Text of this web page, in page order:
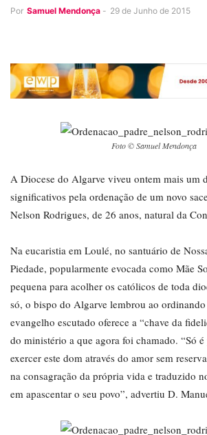
Por Samuel Mendonça - 29 de Junho de 2015
Foto © Samuel Mendonça
A Diocese do Algarve viveu ontem mais um
significativos pela ordenação de um novo
Nelson Rodrigues, de 26 anos, natural da
Na eucaristia em Loulé, no santuário de
Piedade, popularmente evocada como Mãe
pequena para acolher os católicos de toda
só, o bispo do Algarve lembrou ao
evangelho escutado oferece a “chave da
do ministério a que agora foi chamado. “Só
exercer este dom através do amor sem
na consagração da própria vida e traduzido
em apascentar o seu povo”, advertiu D.